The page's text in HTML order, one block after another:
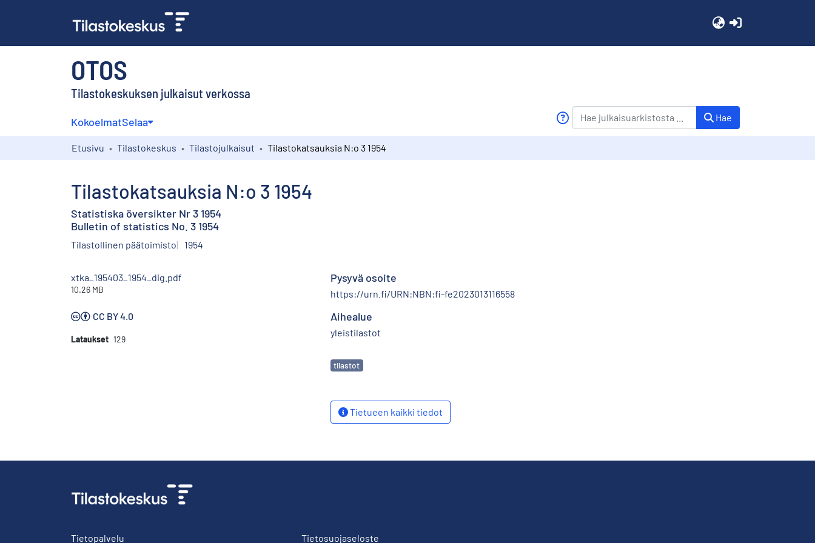
OTOS
Tilastokeskuksen julkaisut verkossa
KokoelmatSelaa Hae
Etusivu Tilastokeskus Tilastojulkaisut Tilastokatsauksia N:o 3 1954
Tilastokatsauksia N:o 3 1954
Statistiska översikter Nr 3 1954
Bulletin of statistics No. 3 1954
Tilastollinen päätoimisto 1954
xtka_195403_1954_dig.pdf
10.26 MB
CC BY 4.0
Lataukset 129
Pysyvä osoite
https://urn.fi/URN:NBN:fi-fe2023013116558
Aihealue
yleistilastot
Avainsanat
tilastot
Tietueen kaikki tiedot
Tietopalvelu Tietosuojaseloste